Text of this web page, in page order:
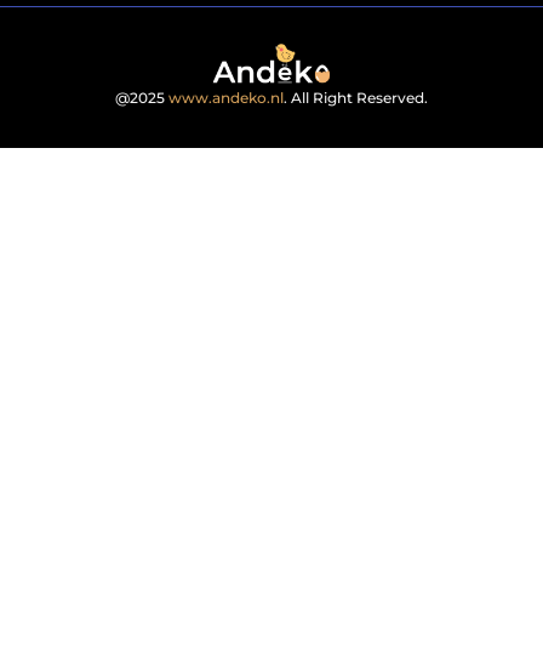
@2025 www.andeko.nl. All Right Reserved.